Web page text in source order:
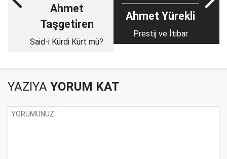
Ahmet
Taşgetiren
Said-i Kürdi Kürt mü?
Ahmet Yürekli
Prestij ve İtibar
YAZIYA YORUM KAT